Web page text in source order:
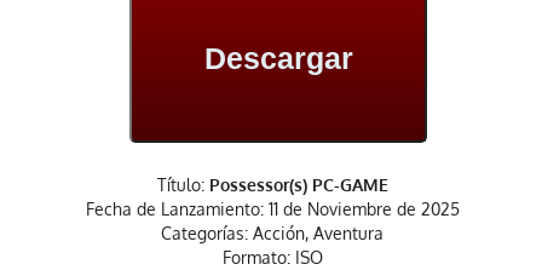
Descargar
Título: Possessor(s) PC-GAME
Fecha de Lanzamiento: 11 de Noviembre de 2025
Categorías: Acción, Aventura
Formato: ISO